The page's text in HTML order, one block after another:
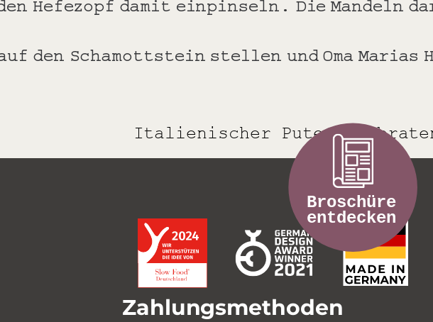
Hefezopf damit einpinseln. Die Mandeln
den Schamottstein stellen und Oma Marias
Zahlungsmethoden